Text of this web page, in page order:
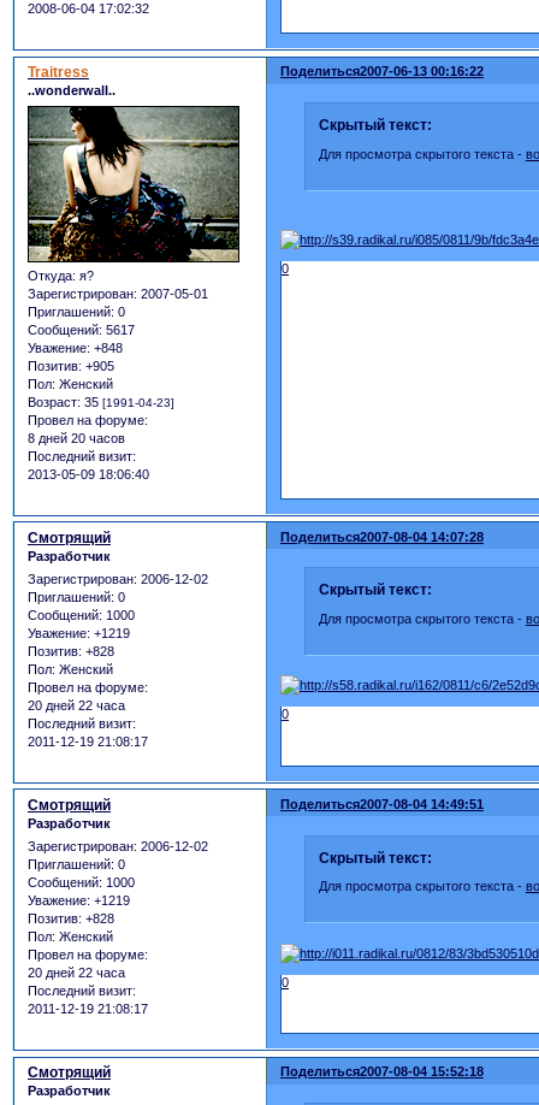
2008-06-04 17:02:32
Поделиться2007-06-13 00:16:22
Traitress
..wonderwall..
Откуда: я?
Зарегистрирован: 2007-05-01
Приглашений: 0
Сообщений: 5617
Уважение: +848
Позитив: +905
Пол: Женский
Возраст: 35 [1991-04-23]
Провел на форуме:
8 дней 20 часов
Последний визит:
2013-05-09 18:06:40
Скрытый текст:
Для просмотра скрытого текста -
0
Поделиться2007-08-04 14:07:28
Смотрящий
Разработчик
Зарегистрирован: 2006-12-02
Приглашений: 0
Сообщений: 1000
Уважение: +1219
Позитив: +828
Пол: Женский
Провел на форуме:
20 дней 22 часа
Последний визит:
2011-12-19 21:08:17
Скрытый текст:
Для просмотра скрытого текста -
0
Поделиться2007-08-04 14:49:51
Смотрящий
Разработчик
Зарегистрирован: 2006-12-02
Приглашений: 0
Сообщений: 1000
Уважение: +1219
Позитив: +828
Пол: Женский
Провел на форуме:
20 дней 22 часа
Последний визит:
2011-12-19 21:08:17
Скрытый текст:
Для просмотра скрытого текста -
0
Поделиться2007-08-04 15:52:18
Смотрящий
Разработчик